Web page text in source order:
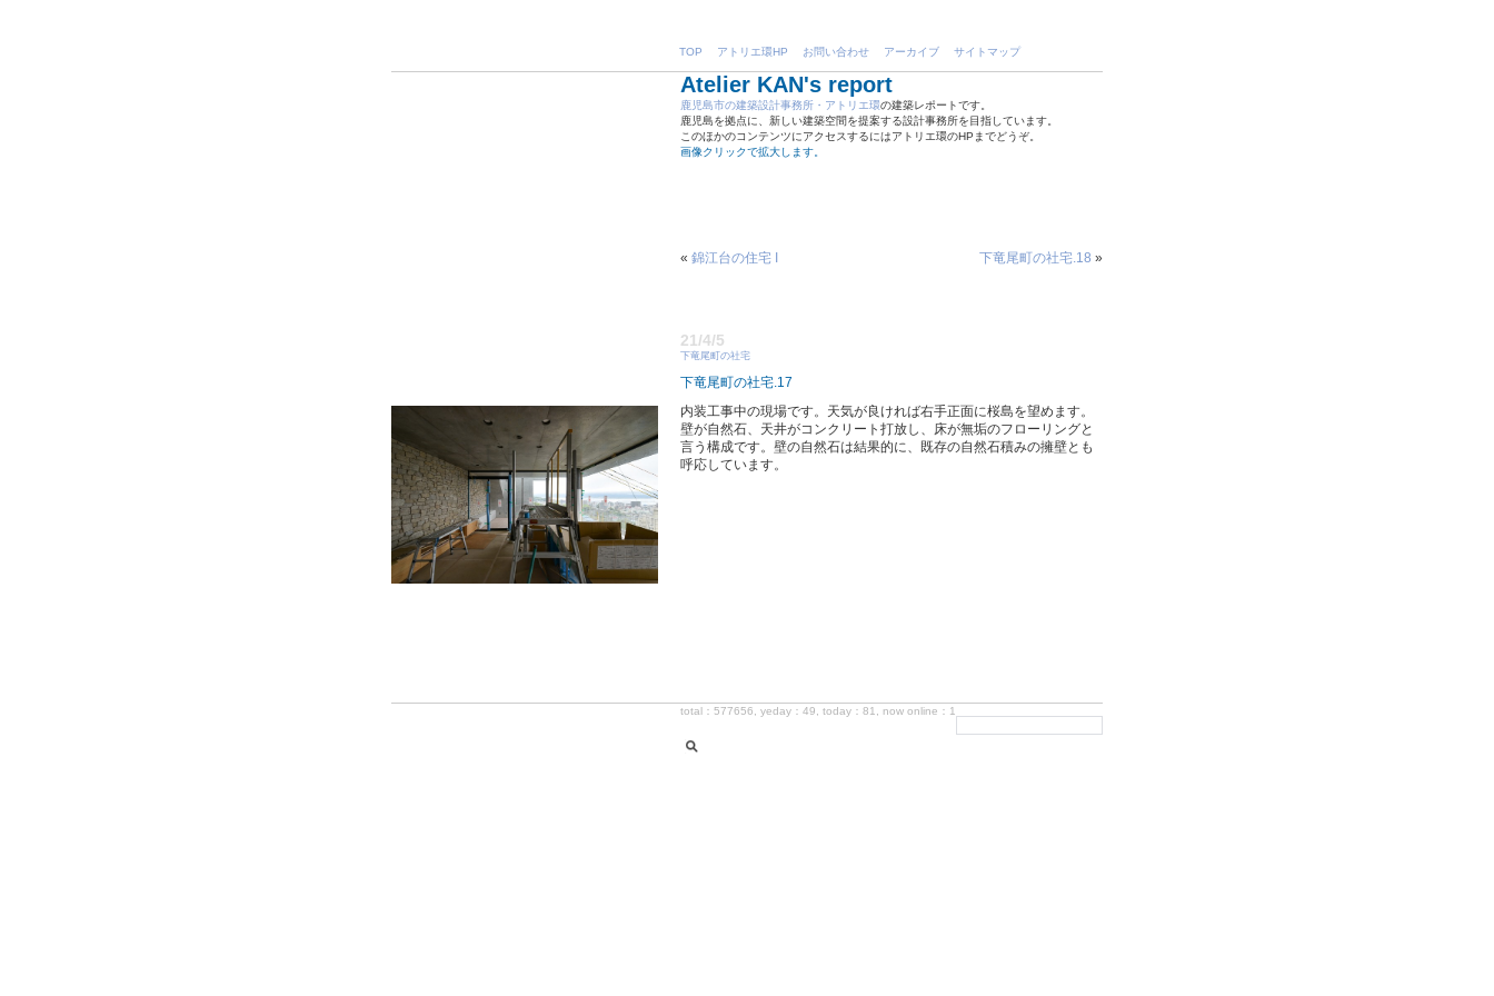
TOP アトリエ環HP お問い合わせ アーカイブ サイトマップ
Atelier KAN's report
鹿児島市の建築設計事務所・アトリエ環の建築レポートです。
鹿児島を拠点に、新しい建築空間を提案する設計事務所を目指しています。
このほかのコンテンツにアクセスするにはアトリエ環のHPまでどうぞ。
画像クリックで拡大します。
« 錦江台の住宅 I 下竜尾町の社宅.18 »
21/4/5
下竜尾町の社宅
下竜尾町の社宅.17
内装工事中の現場です。天気が良ければ右手正面に桜島を望めます。
壁が自然石、天井がコンクリート打放し、床が無垢のフローリングと
言う構成です。壁の自然石は結果的に、既存の自然石積みの擁壁とも
呼応しています。
total：577656, yeday：49, today：81, now online：1